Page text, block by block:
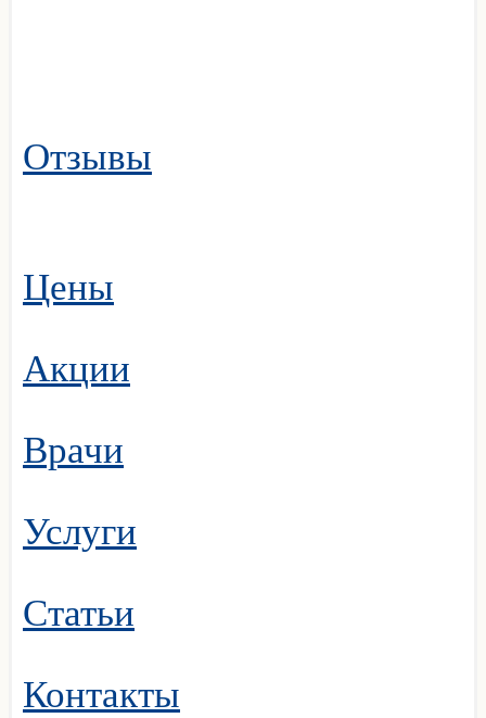
Отзывы
Цены
Акции
Врачи
Услуги
Статьи
Контакты